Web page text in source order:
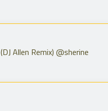
Sherine - El Water El Hassas / شيرين - الوتر الحساس (DJ Allen Remix) @sherine